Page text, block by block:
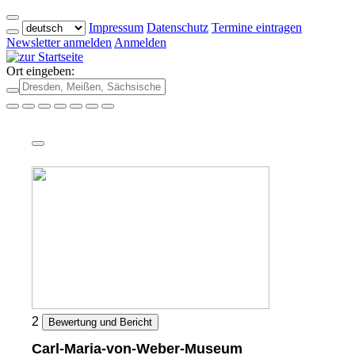
Impressum Datenschutz Termine eintragen
Newsletter anmelden Anmelden
Ort eingeben:
2 Bewertung und Bericht
Carl-Maria-von-Weber-Museum